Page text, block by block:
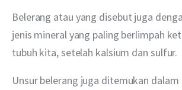
Belerang atau yang disebut juga
jenis mineral yang paling berlimpah
tubuh kita, setelah kalsium dan sulfur.
Unsur belerang juga ditemukan dalam